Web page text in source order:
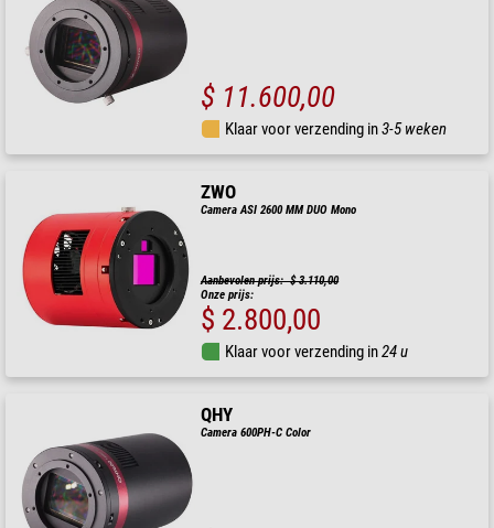
$ 11.600,00
Klaar voor verzending in3-5 weken
ZWO
Camera ASI 2600 MM DUO Mono
Aanbevolen prijs: $ 3.110,00
Onze prijs:
$ 2.800,00
Klaar voor verzending in24 u
QHY
Camera 600PH-C Color